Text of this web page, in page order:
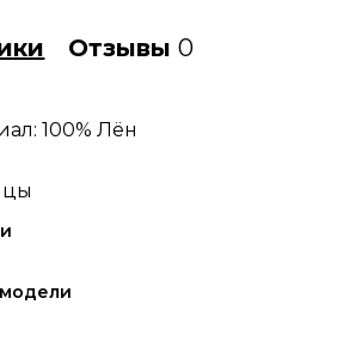
Отзывы0
100% Лён